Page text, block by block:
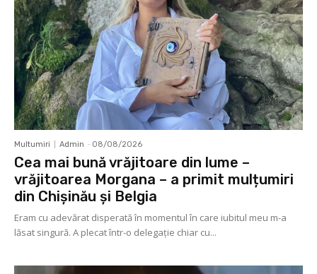
Multumiri Admin - 08/08/2026
Cea mai bună vrăjitoare din lume –
vrăjitoarea Morgana – a primit mulțumiri
din Chișinău și Belgia
Eram cu adevărat disperată în momentul în care iubitul meu m-a
lăsat singură. A plecat într-o delegaţie chiar cu...